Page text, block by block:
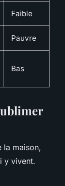
Faible
Pauvre
Bas
la maison,
y vivent.